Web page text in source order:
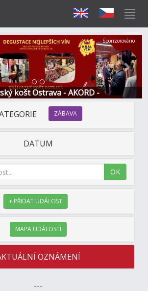
košt Ostrava - AKORD -
Další
Sponzorováno
ZÁBAVA
DATUM
OK
+ PŘIDAT UDÁLOST
MAPA UDÁLOSTÍ
OZNÁMENÍ
---